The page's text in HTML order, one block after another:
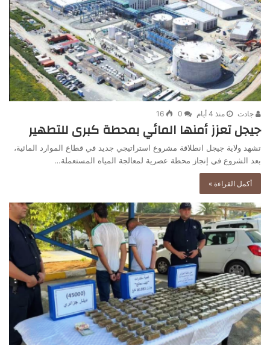
جادت منذ 4 أيام 0
16
جيجل تعزز أمنها المائي بمحطة كبرى للتطهير
تشهد ولاية جيجل انطلاقة مشروع استراتيجي جديد في قطاع الموارد المائية،
بعد الشروع في إنجاز محطة عصرية لمعالجة المياه المستعملة…
أكمل القراءة »